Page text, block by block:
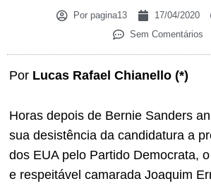
Porpagina13 17/04/2020
Sem Comentários
Por Lucas Rafael Chianello (*)
Horas depois de Bernie Sanders
sua desistência da candidatura a
dos EUA pelo Partido Democrata,
e respeitável camarada Joaquim